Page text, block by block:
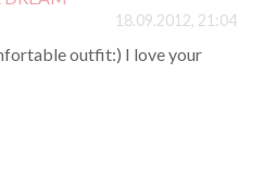
18.09.2012, 21:04
outfit:) I love your